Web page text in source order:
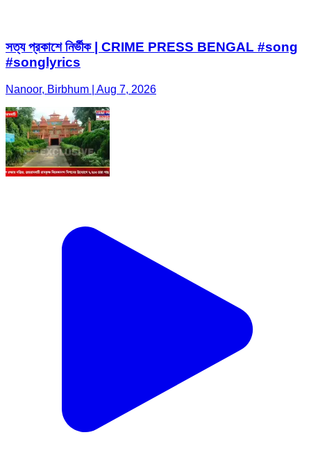
সত্য প্রকাশে নির্ভীক | CRIME PRESS BENGAL #song
#songlyrics
Nanoor, Birbhum | Aug 7, 2026